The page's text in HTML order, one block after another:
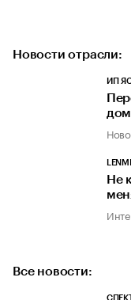
Новости отрасли:
ИП
Не
Все новости: